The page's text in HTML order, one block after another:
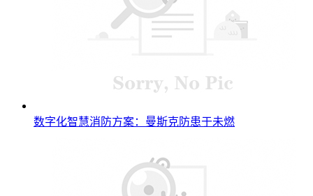
数字化智慧消防方案：曼斯克防患于未燃